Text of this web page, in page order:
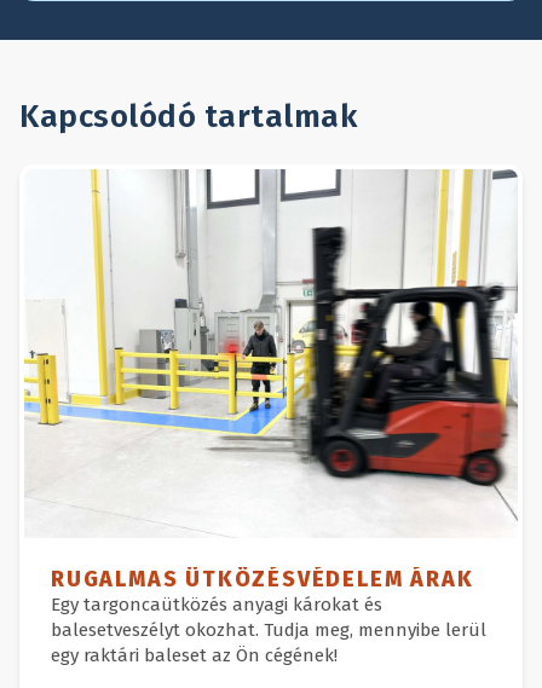
Kapcsolódó tartalmak
RUGALMAS ÜTKÖZÉSVÉDELEM ÁRAK
Egy targoncaütközés anyagi károkat és
balesetveszélyt okozhat. Tudja meg, mennyibe lerül
egy raktári baleset az Ön cégének!